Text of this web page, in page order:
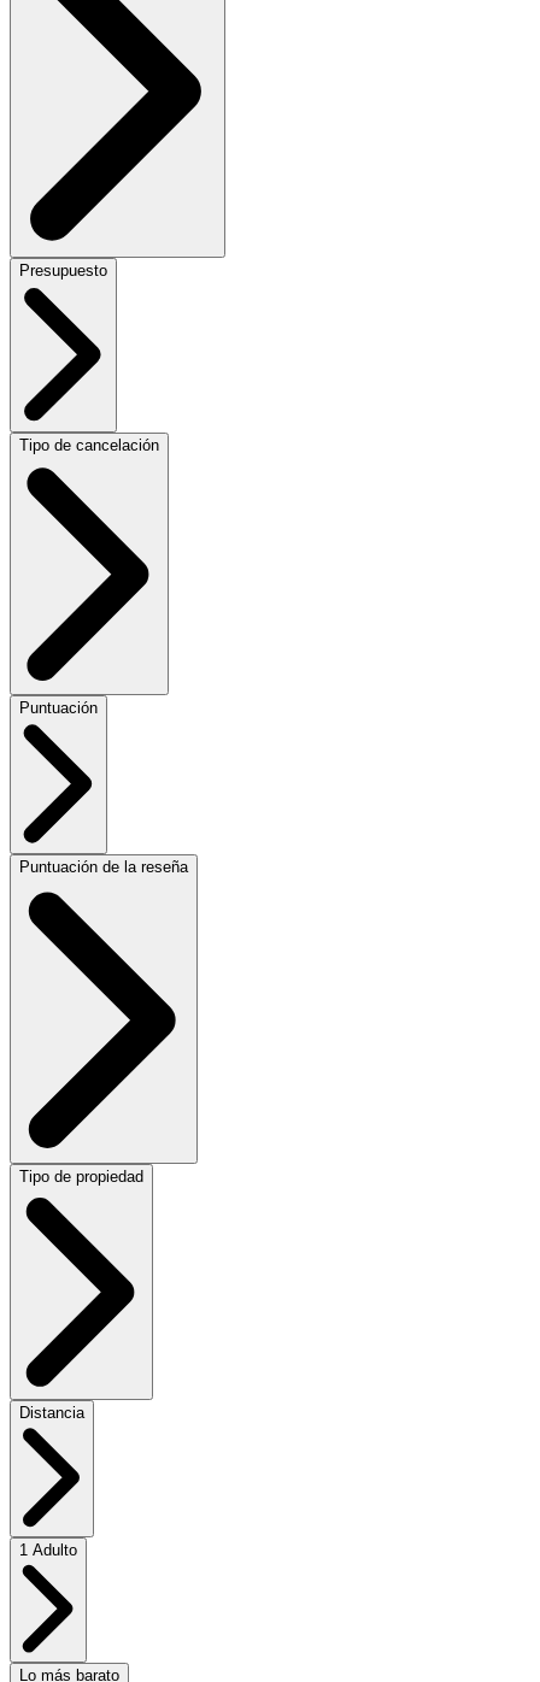
Presupuesto
Tipo de cancelación
Puntuación
Puntuación de la reseña
Tipo de propiedad
Distancia
1 Adulto
Lo más barato